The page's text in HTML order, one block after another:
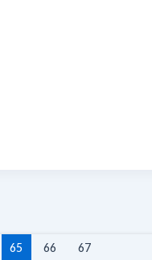
65 66 67